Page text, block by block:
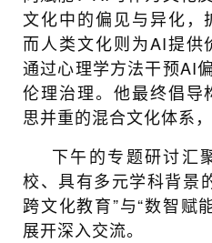
文化中的偏见与异化，
而人类文化则为AI提供
通过心理学方法干预AI
伦理治理。他最终倡导
思并重的混合文化体系
下午的专题研讨汇
校、具有多元学科背景
跨文化教育”与“数智赋
展开深入交流。